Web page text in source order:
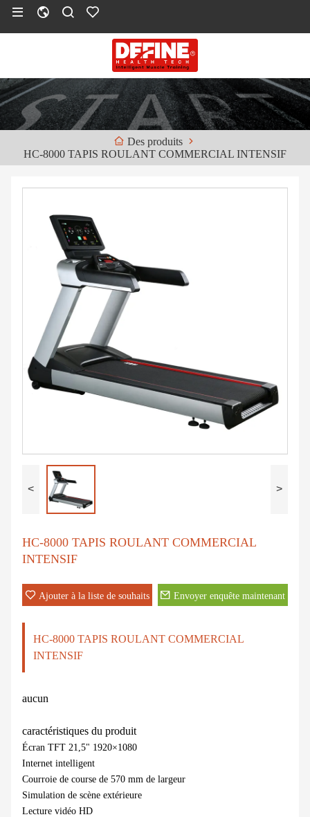
Des produits
HC-8000 TAPIS ROULANT COMMERCIAL INTENSIF
< >
HC-8000 TAPIS ROULANT COMMERCIAL
INTENSIF
Ajouter à la liste de souhaits Envoyer enquête maintenant
HC-8000 TAPIS ROULANT COMMERCIAL
INTENSIF
aucun
caractéristiques du produit
Écran TFT 21,5" 1920×1080
Internet intelligent
Courroie de course de 570 mm de largeur
Simulation de scène extérieure
Lecture vidéo HD